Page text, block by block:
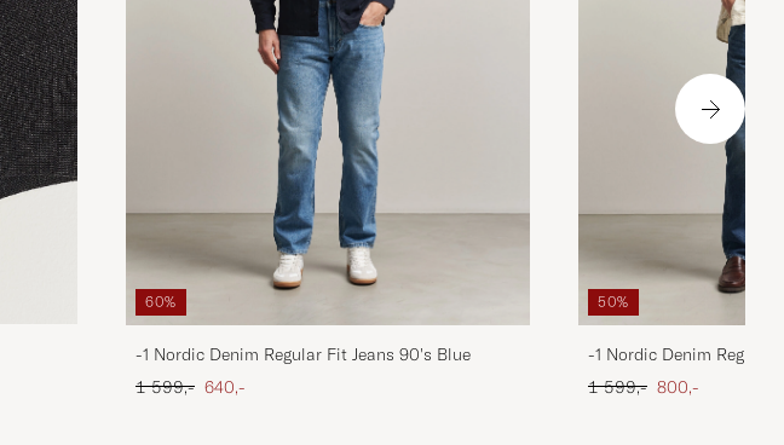
60%
-1 Nordic Denim Regular Fit Jeans 90's Blue
Ordinær pris
1 599,- Nedsatt pris
640,-
50%
-1 Nordic Denim Regular
Ordinær pris
1 599,- Nedsatt pris
800,-